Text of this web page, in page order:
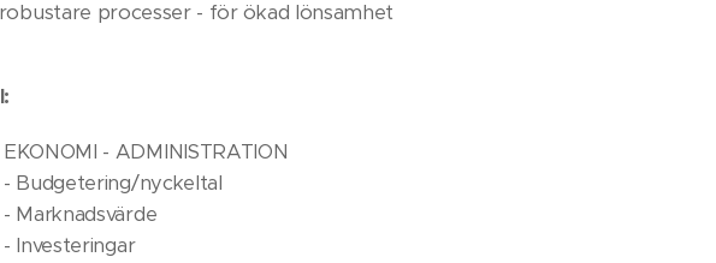
processer - för ökad lönsamhet
EKONOMI - ADMINISTRATION
- Budgetering/nyckeltal
- Marknadsvärde
- Investeringar